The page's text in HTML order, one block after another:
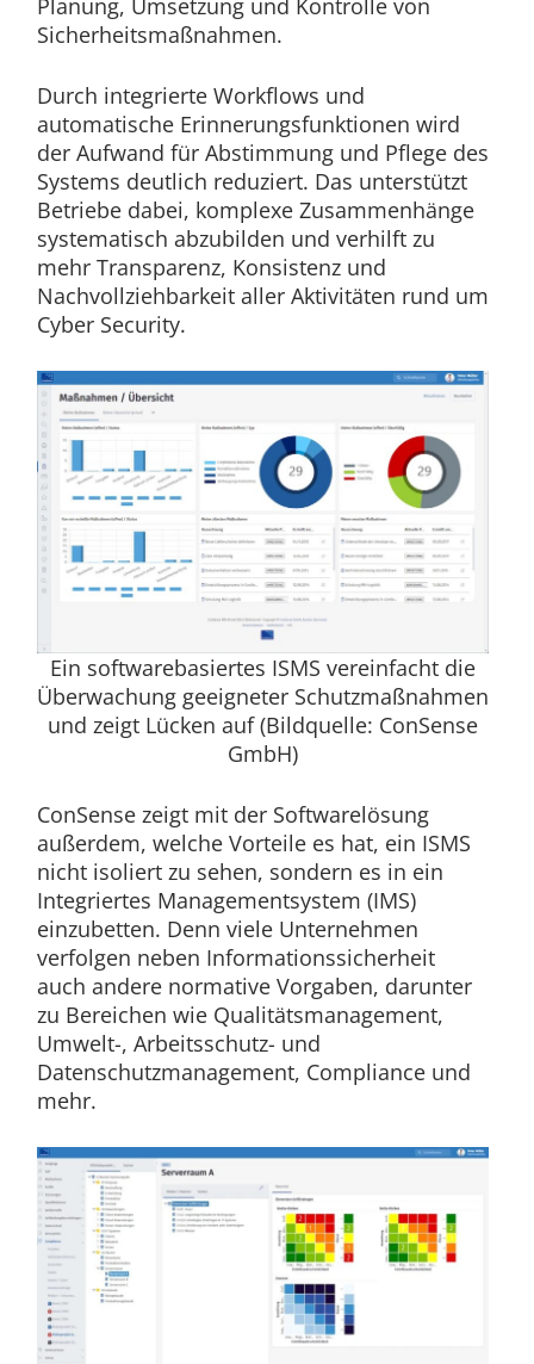
Sicherheitsmaßnahmen.
Durch integrierte Workflows und
automatische Erinnerungsfunktionen wird
der Aufwand für Abstimmung und Pflege des
Systems deutlich reduziert. Das unterstützt
Betriebe dabei, komplexe Zusammenhänge
systematisch abzubilden und verhilft zu
mehr Transparenz, Konsistenz und
Nachvollziehbarkeit aller Aktivitäten rund um
Cyber Security.
Ein softwarebasiertes ISMS vereinfacht die
Überwachung geeigneter Schutzmaßnahmen
und zeigt Lücken auf (Bildquelle: ConSense
GmbH)
ConSense zeigt mit der Softwarelösung
außerdem, welche Vorteile es hat, ein ISMS
nicht isoliert zu sehen, sondern es in ein
Integriertes Managementsystem (IMS)
einzubetten. Denn viele Unternehmen
verfolgen neben Informationssicherheit
auch andere normative Vorgaben, darunter
zu Bereichen wie Qualitätsmanagement,
Umwelt-, Arbeitsschutz- und
Datenschutzmanagement, Compliance und
mehr.